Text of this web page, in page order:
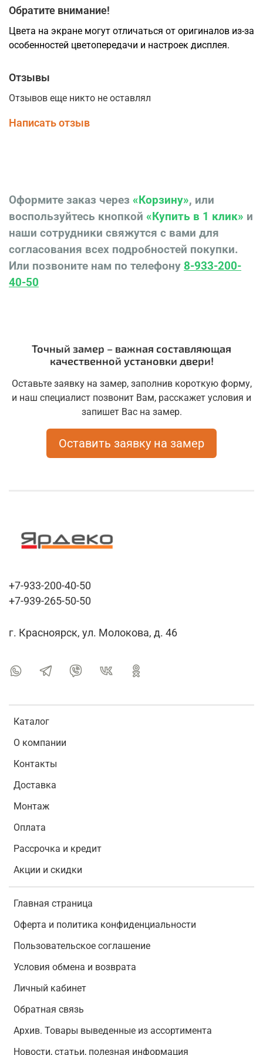
Обратите внимание!
Цвета на экране могут отличаться от оригиналов из-за
особенностей цветопередачи и настроек дисплея.
Отзывы
Отзывов еще никто не оставлял
Написать отзыв
Оформите заказ через «Корзину», или
воспользуйтесь кнопкой «Купить в 1 клик» и
наши сотрудники свяжутся с вами для
согласования всех подробностей покупки.
Или позвоните нам по телефону 8-933-200-
40-50
Точный замер – важная составляющая
качественной установки двери!
Оставьте заявку на замер, заполнив короткую форму,
и наш специалист позвонит Вам, расскажет условия и
запишет Вас на замер.
Оставить заявку на замер
Каталог
О компании
Контакты
Доставка
Монтаж
Оплата
Рассрочка и кредит
Акции и скидки
Главная страница
Оферта и политика конфиденциальности
Пользовательское соглашение
Условия обмена и возврата
Личный кабинет
Обратная связь
Архив. Товары выведенные из ассортимента
Новости, статьи, полезная информация
+7-933-200-40-50
+7-939-265-50-50
г. Красноярск, ул. Молокова, д. 46